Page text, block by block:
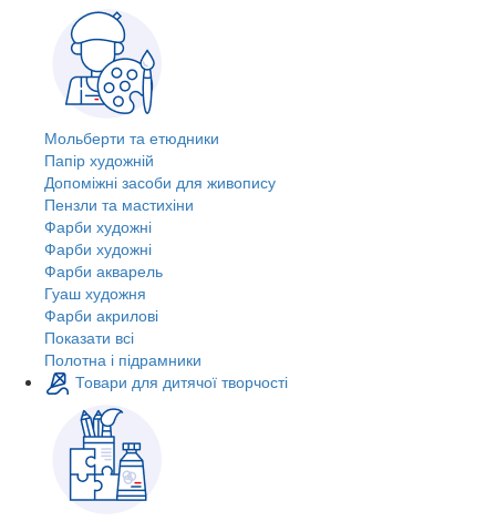
Мольберти та етюдники
Папір художній
Допоміжні засоби для живопису
Пензли та мастихіни
Фарби художні
Фарби художні
Фарби акварель
Гуаш художня
Фарби акрилові
Показати всі
Полотна і підрамники
Товари для дитячої творчості